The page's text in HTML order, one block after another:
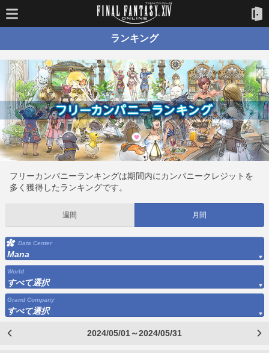
ランキング
フリーカンパニーランキングは期間内にカンパニークレジットを
多く獲得したランキングです。
週間 月間
Data Center
Mana
World
すべて選択
Grand Company
すべて選択
2024/05/01～2024/05/31